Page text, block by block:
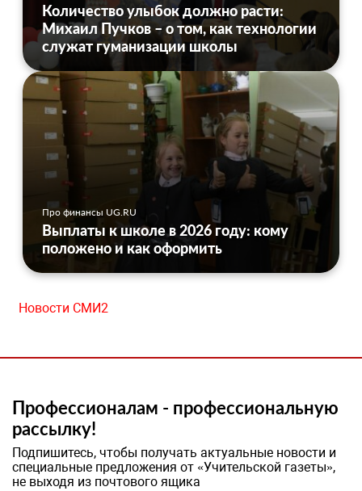
Количество улыбок должно расти:
Михаил Пучков – о том, как технологии
служат гуманизации школы
Про финансы UG.RU
Выплаты к школе в 2026 году: кому
положено и как оформить
Новости СМИ2
Профессионалам - профессиональную
рассылку!
Подпишитесь, чтобы получать актуальные новости и
специальные предложения от «Учительской газеты»,
не выходя из почтового ящика